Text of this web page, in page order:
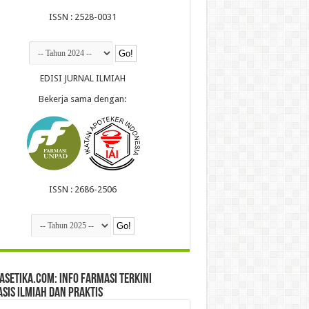
ISSN : 2528-0031
EDISI JURNAL ILMIAH
Bekerja sama dengan:
ISSN : 2686-2506
Info Farmasi Terkini
Ilmiah dan Praktis